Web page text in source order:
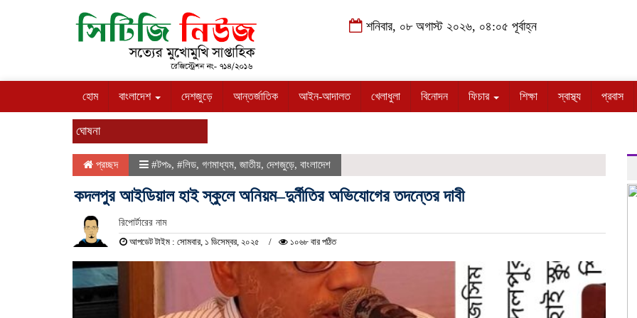
শনিবার, ০৮ অগাস্ট ২০২৬, ০৪:০৫ পূর্বাহ্ন
হোম বাংলাদেশ দেশজুড়ে আন্তর্জাতিক আইন-আদালত খেলাধুলা বিনোদন ফিচার শিক্ষা স্বাস্থ্য প্রবাস
ঘোষনা
প্রচ্ছদ #টপ৯, #লিড, গণমাধ্যম, জাতীয়, দেশজুড়ে, বাংলাদেশ
কদলপুর আইডিয়াল হাই স্কুলে অনিয়ম–দুর্নীতির অভিযোগের তদন্তের দাবী
রিপোর্টারের নাম
আপডেট টাইম : সোমবার, ১ ডিসেম্বর, ২০২৫
১০৬৮ বার পঠিত